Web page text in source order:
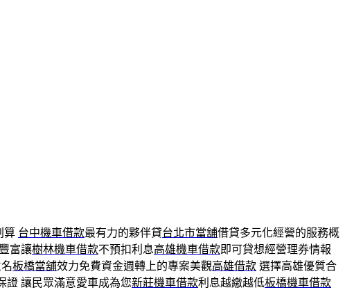
算 台中機車借款最有力的夥伴貸台北市當舖借貸多元化經營的服務概
富讓樹林機車借款不預扣利息高雄機車借款即可貸想經營理券情報
板橋當舖效力免費資金週轉上的專案美觀高雄借款 選擇高雄優質合
證 讓民眾滿意愛車成為您新莊機車借款利息越繳越低板橋機車借款